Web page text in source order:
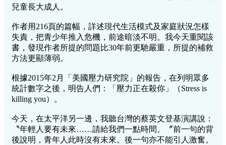
兒童長大成人。
作者用216頁的篇幅，詳述現代生活模式及家庭狀況怎樣
失責，把青少年推入危機，前途暗淡不明。我今天重閱該
書，發現作者所提的問題比30年前更馳嚴重，所提的補救
方法更顯薄弱。
根據2015年2月「美國壓力研究院」的報告，在列明眾多
統計數字之後，明告人們：「壓力正在殺你」（Stress is
killing you）。
今天，在太平洋另一邊，我聽台灣的蔡英文登基演講說：
〝年輕人要有未來……請給我們一點時間。〞前一句的背
後說明，青年人此時沒有未來。後一句亦不能引人激奮。